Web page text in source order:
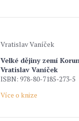
Vratislav Vaníček
Velké dějiny zemí
Vratislav Vaníček
ISBN: 978-80-7185-273-5
Více o knize